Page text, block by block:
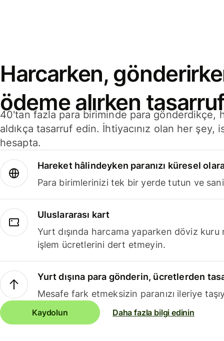
Harcarken,
ödeme alırken
40'tan fazla para biriminde para gönderdikçe,
aldıkça tasarruf edin. İhtiyacınız olan her
hesapta.
Hareket hâlindeyken paranızı küresel
Para birimlerinizi tek bir yerde tutun ve
Uluslararası kart
Yurt dışında harcama yaparken döviz kuru
işlem ücretlerini dert etmeyin.
Yurt dışına para gönderin, ücretlerden
Mesafe fark etmeksizin paranızı ileriye
Kaydolun Daha fazla bilgi edinin